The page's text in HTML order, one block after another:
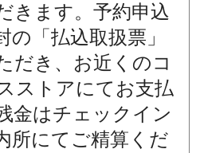
きます。予約申込
の「払込取扱票」
だき、お近くのコ
ストアにてお支払
金はチェックイン
所にてご精算くだ